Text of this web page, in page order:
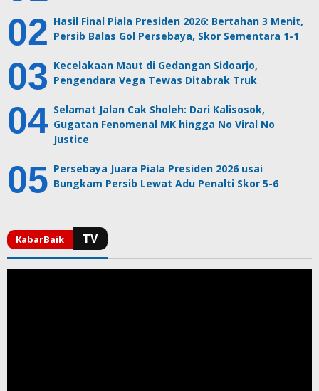
Hasil Final Piala Presiden 2026: Bertahan 3 Menit,
Persib Balas Gol Persebaya, Skor Sementara 1-1
Kecelakaan Maut di Gedangan Sidoarjo,
Pengendara Vega Tewas Ditabrak Truk
Selamat Jalan Cak Sholeh: Dari Kalisosok,
Gugatan Fenomenal MK hingga No Viral No
Justice
Persebaya Juara Piala Presiden 2026 usai
Bungkam Persib Lewat Adu Penalti Skor 5-6